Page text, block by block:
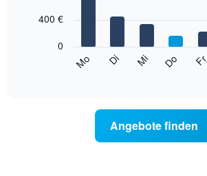
bars.
durchschnittlichen
Mo Di Mi Do Fr
0
400 €
Angebote finden